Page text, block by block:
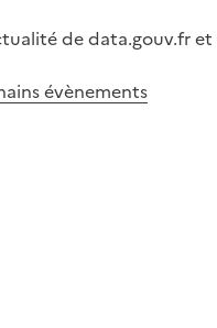
de data.gouv.fr
évènements